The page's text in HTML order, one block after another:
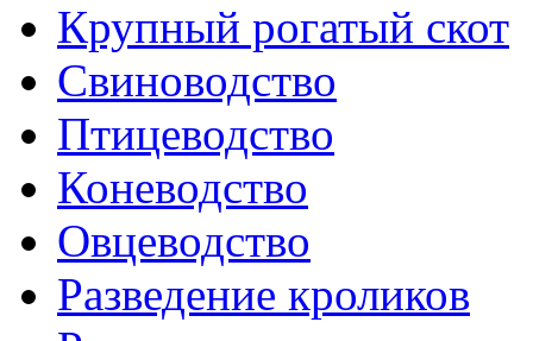
Крупный рогатый скот
Свиноводство
Птицеводство
Коневодство
Овцеводство
Разведение кроликов